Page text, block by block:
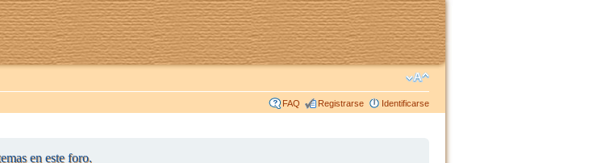
FAQ Registrarse Identificarse
en este foro.